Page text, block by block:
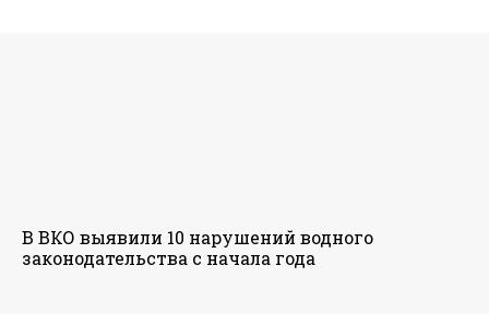
В ВКО выявили 10 нарушений водного
законодательства с начала года